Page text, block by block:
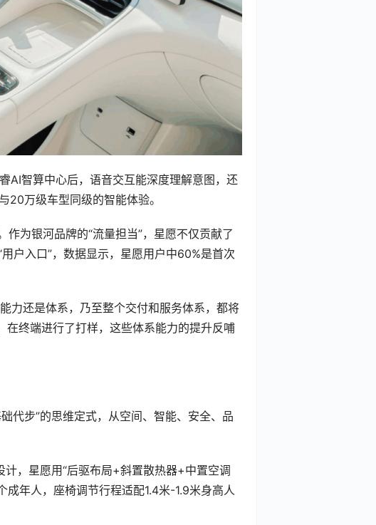
AI智算中心后，语音交互能深度理解意图，还
20万级车型同级的智能体验。
为银河品牌的“流量担当”，星愿不仅贡献了
户入口”，数据显示，星愿用户中60%是首次
力还是体系，乃至整个交付和服务体系，都将
终端进行了打样，这些体系能力的提升反哺
代步”的思维定式，从空间、智能、安全、品
，星愿用“后驱布局+斜置散热器+中置空调
年人，座椅调节行程适配1.4米-1.9米身高人